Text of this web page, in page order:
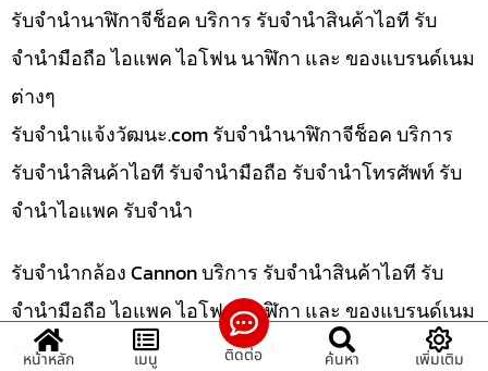
รับจำนำนาฬิกาจีช็อค บริการ รับจำนำสินค้าไอที รับ
จำนำมือถือ ไอแพค ไอโฟน นาฬิกา และ ของแบรนด์เนม
ต่างๆ
รับจํานําแจ้งวัฒนะ.com รับจำนำนาฬิกาจีช็อค บริการ
รับจำนำสินค้าไอที รับจำนำมือถือ รับจำนำโทรศัพท์ รับ
จำนำไอแพค รับจำนำ
รับจำนำกล้อง Cannon บริการ รับจำนำสินค้าไอที รับ
จำนำมือถือ ไอแพค ไอโฟน นาฬิกา และ ของแบรนด์เนม
ต่างๆ
หน้าหลัก เมนู ติดต่อ ค้นหา เพิ่มเติม